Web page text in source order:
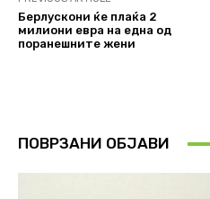
Берлускони ќе плаќа 2
милиони евра на една од
поранешните жени
ПОВРЗАНИ ОБЈАВИ